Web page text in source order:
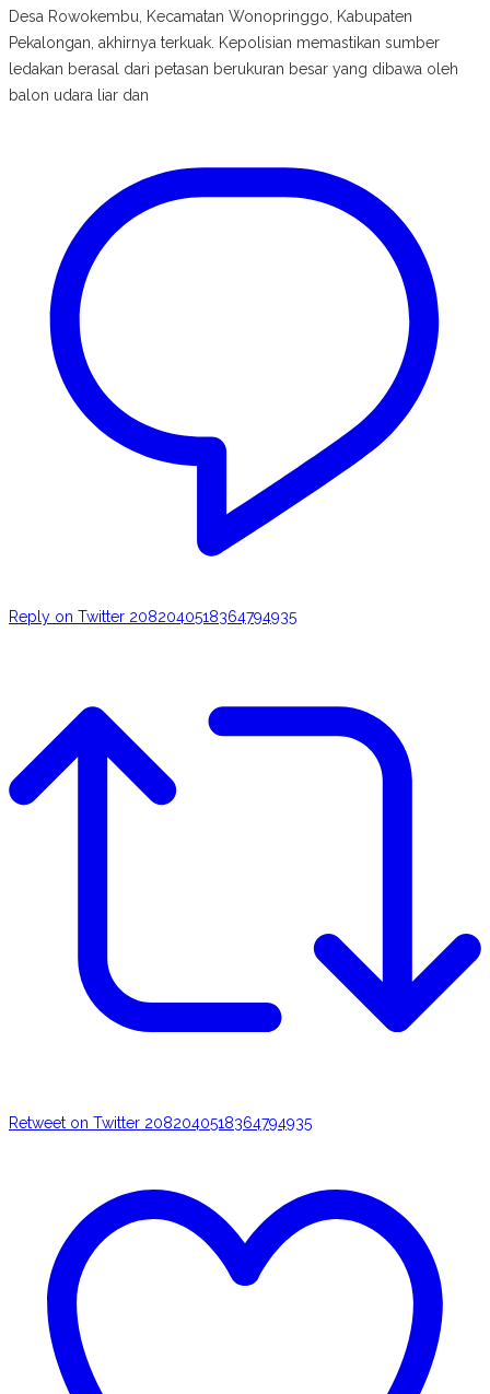
Desa Rowokembu, Kecamatan Wonopringgo, Kabupaten
Pekalongan, akhirnya terkuak. Kepolisian memastikan sumber
ledakan berasal dari petasan berukuran besar yang dibawa oleh
balon udara liar dan
Reply on Twitter 2082040518364794935
Retweet on Twitter 2082040518364794935